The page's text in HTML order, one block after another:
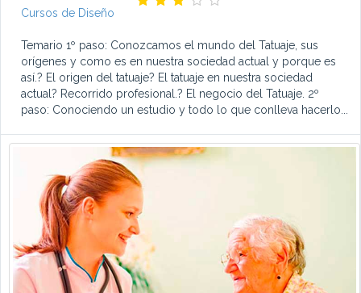
Cursos de Diseño
Temario 1º paso: Conozcamos el mundo del Tatuaje, sus
orígenes y como es en nuestra sociedad actual y porque es
así.? El origen del tatuaje? El tatuaje en nuestra sociedad
actual? Recorrido profesional.? El negocio del Tatuaje. 2º
paso: Conociendo un estudio y todo lo que conlleva hacerlo...